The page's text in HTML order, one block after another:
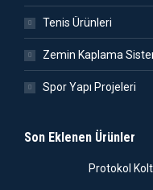
Tenis Ürünleri
Zemin Kaplama
Spor Yapı Projeleri
Son Eklenen Ürünler
Protokol